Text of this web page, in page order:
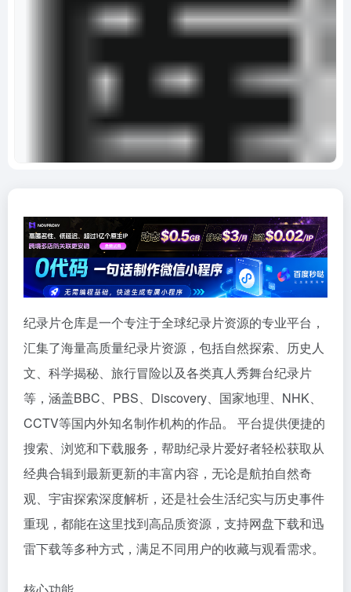
纪录片仓库是一个专注于全球纪录片资源的专业平台，
汇集了海量高质量纪录片资源，包括自然探索、历史人
文、科学揭秘、旅行冒险以及各类真人秀舞台纪录片
等，涵盖BBC、PBS、Discovery、国家地理、NHK、
CCTV等国内外知名制作机构的作品。 平台提供便捷的
搜索、浏览和下载服务，帮助纪录片爱好者轻松获取从
经典合辑到最新更新的丰富内容，无论是航拍自然奇
观、宇宙探索深度解析，还是社会生活纪实与历史事件
重现，都能在这里找到高品质资源，支持网盘下载和迅
雷下载等多种方式，满足不同用户的收藏与观看需求。